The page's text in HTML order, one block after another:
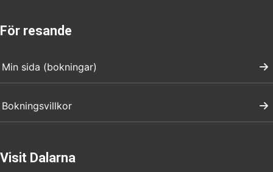
För resande
Min sida (bokningar)
Bokningsvillkor
Visit Dalarna